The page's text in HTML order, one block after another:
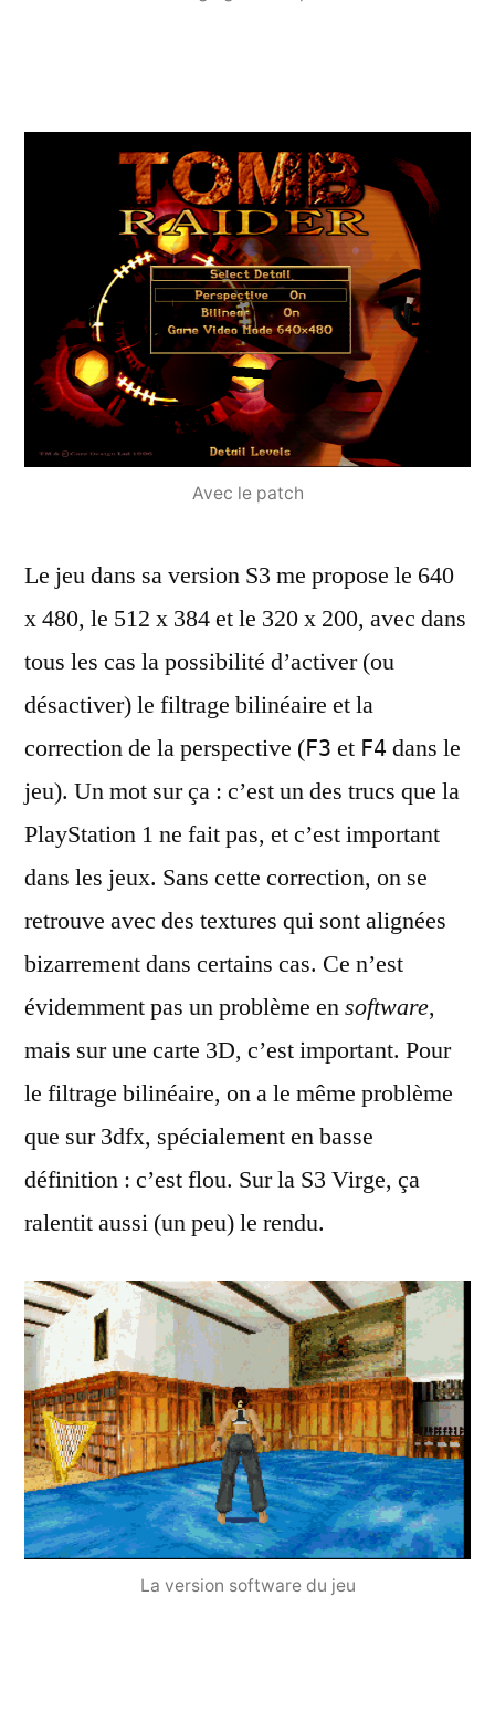
Avec le patch
Le jeu dans sa version S3 me propose le 640
x 480, le 512 x 384 et le 320 x 200, avec dans
tous les cas la possibilité d’activer (ou
désactiver) le filtrage bilinéaire et la
correction de la perspective (F3 et F4 dans le
jeu). Un mot sur ça : c’est un des trucs que la
PlayStation 1 ne fait pas, et c’est important
dans les jeux. Sans cette correction, on se
retrouve avec des textures qui sont alignées
bizarrement dans certains cas. Ce n’est
évidemment pas un problème ensoftware,
mais sur une carte 3D, c’est important. Pour
le filtrage bilinéaire, on a le même problème
que sur 3dfx, spécialement en basse
définition : c’est flou. Sur la S3 Virge, ça
ralentit aussi (un peu) le rendu.
La version software du jeu